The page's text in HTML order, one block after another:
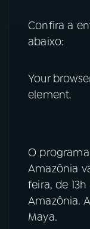
Confira a
abaixo:
Your
element.
O
Amazônia
feira, de
Amazônia.
Maya.